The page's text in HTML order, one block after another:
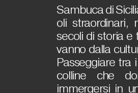
Sambuca di
oli
secoli di storia e
vanno dalla
Passeggiare tra
colline che
immergersi in